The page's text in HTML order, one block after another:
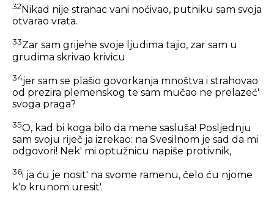
32 Nikad nije stranac vani noćivao, putniku sam svoja
otvarao vrata.
33Zar sam grijehe svoje ljudima tajio, zar sam u
grudima skrivao krivicu
34jer sam se plašio govorkanja mnoštva i strahovao
od prezira plemenskog te sam mučao ne prelazeć'
svoga praga?
35O, kad bi koga bilo da mene sasluša! Posljednju
sam svoju riječ ja izrekao: na Svesilnom je sad da mi
odgovori! Nek' mi optužnicu napiše protivnik,
36i ja ću je nosit' na svome ramenu, čelo ću njome
k'o krunom uresit'.